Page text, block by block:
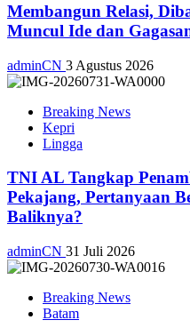
Membangun Relasi,
Muncul Ide dan
adminCN 3 Agustus 2026
Breaking News
Kepri
Lingga
TNI AL Tangkap
Pekajang, Pertanyaan
Baliknya?
adminCN 31 Juli 2026
Breaking News
Batam